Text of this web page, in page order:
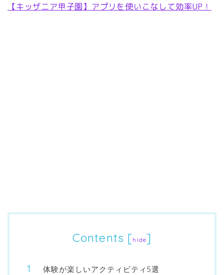
【キッザニア甲子園】アプリを使いこなして効率UP！
Contents [hide]
体験が楽しいアクティビティ5選